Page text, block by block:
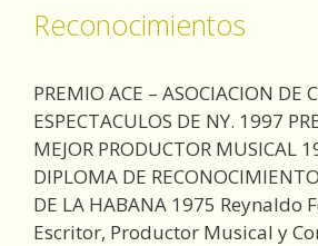
Reconocimientos
PREMIO ACE – ASOCIACION DE
ESPECTACULOS DE NY. 1997
MEJOR PRODUCTOR MUSICAL
DIPLOMA DE
DE LA HABANA 1975 Reynaldo
Escritor, Productor Musical y